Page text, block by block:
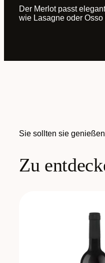
Der Merlot passt
wie Lasagne oder Osso
Sie sollten sie genießen
Zu